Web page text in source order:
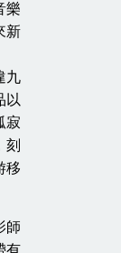
樂
新
九
以
寂
刻
移
師
有